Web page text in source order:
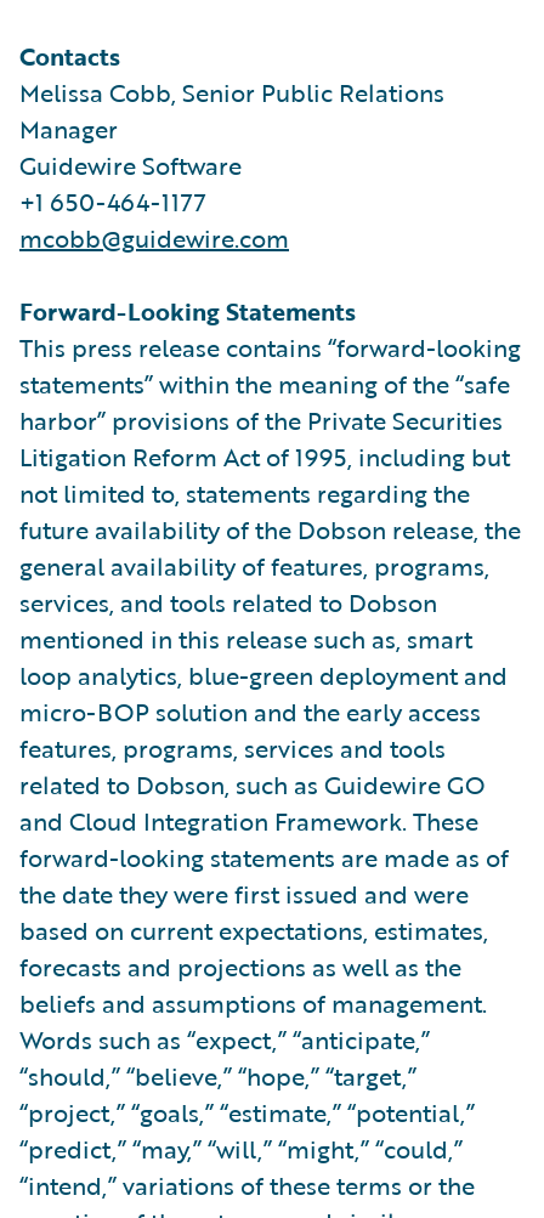
Contacts
Melissa Cobb, Senior Public Relations
Manager
Guidewire Software
+1 650-464-1177
mcobb@guidewire.com
Forward-Looking Statements
This press release contains “forward-looking
statements” within the meaning of the “safe
harbor” provisions of the Private Securities
Litigation Reform Act of 1995, including but
not limited to, statements regarding the
future availability of the Dobson release, the
general availability of features, programs,
services, and tools related to Dobson
mentioned in this release such as, smart
loop analytics, blue-green deployment and
micro-BOP solution and the early access
features, programs, services and tools
related to Dobson, such as Guidewire GO
and Cloud Integration Framework. These
forward-looking statements are made as of
the date they were first issued and were
based on current expectations, estimates,
forecasts and projections as well as the
beliefs and assumptions of management.
Words such as “expect,” “anticipate,”
“should,” “believe,” “hope,” “target,”
“project,” “goals,” “estimate,” “potential,”
“predict,” “may,” “will,” “might,” “could,”
“intend,” variations of these terms or the